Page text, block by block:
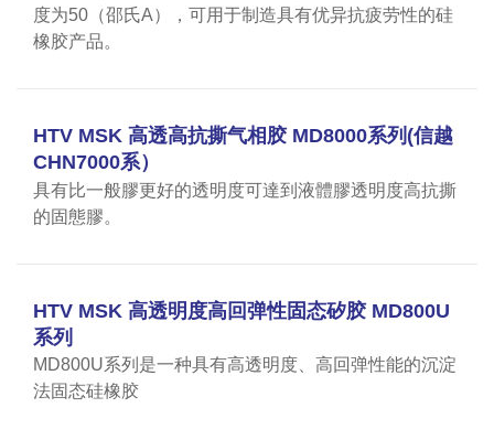
度为50（邵氏A），可用于制造具有优异抗疲劳性的硅
橡胶产品。
HTV MSK 高透高抗撕气相胶 MD8000系列(信越
CHN7000系）
具有比一般膠更好的透明度可達到液體膠透明度高抗撕
的固態膠。
HTV MSK 高透明度高回弹性固态矽胶 MD800U
系列
MD800U系列是一种具有高透明度、高回弹性能的沉淀
法固态硅橡胶